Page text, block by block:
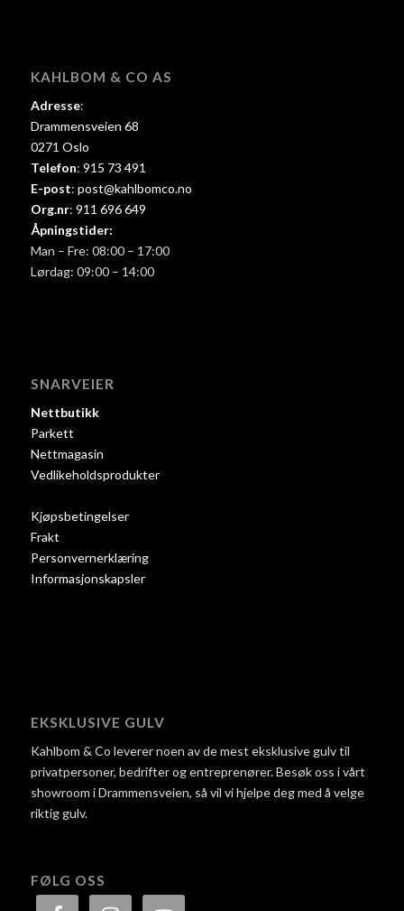
KAHLBOM & CO AS
Adresse:
Drammensveien 68
0271 Oslo
Telefon: 915 73 491
E-post: post@kahlbomco.no
Org.nr: 911 696 649
Åpningstider:
Man – Fre: 08:00 – 17:00
Lørdag: 09:00 – 14:00
SNARVEIER
Nettbutikk
Parkett
Nettmagasin
Vedlikeholdsprodukter
Kjøpsbetingelser
Frakt
Personvernerklæring
Informasjonskapsler
EKSKLUSIVE GULV
Kahlbom & Co leverer noen av de mest eksklusive gulv til
privatpersoner, bedrifter og entreprenører. Besøk oss i vårt
showroom i Drammensveien, så vil vi hjelpe deg med å velge
riktig gulv.
FØLG OSS